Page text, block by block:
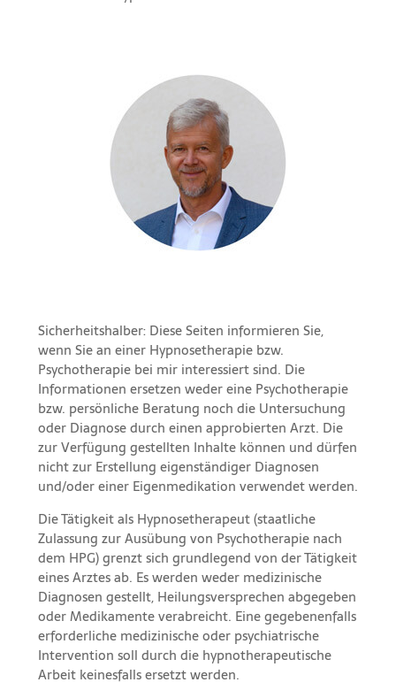
Sicherheitshalber: Diese Seiten informieren Sie,
wenn Sie an einer Hypnosetherapie bzw.
Psychotherapie bei mir interessiert sind. Die
Informationen ersetzen weder eine Psychotherapie
bzw. persönliche Beratung noch die Untersuchung
oder Diagnose durch einen approbierten Arzt. Die
zur Verfügung gestellten Inhalte können und dürfen
nicht zur Erstellung eigenständiger Diagnosen
und/oder einer Eigenmedikation verwendet werden.
Die Tätigkeit als Hypnosetherapeut (staatliche
Zulassung zur Ausübung von Psychotherapie nach
dem HPG) grenzt sich grundlegend von der Tätigkeit
eines Arztes ab. Es werden weder medizinische
Diagnosen gestellt, Heilungsversprechen abgegeben
oder Medikamente verabreicht. Eine gegebenenfalls
erforderliche medizinische oder psychiatrische
Intervention soll durch die hypnotherapeutische
Arbeit keinesfalls ersetzt werden.